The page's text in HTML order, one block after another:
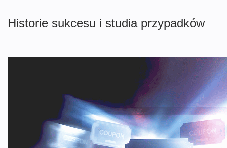
Historie sukcesu i studia przypadków